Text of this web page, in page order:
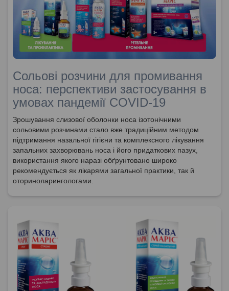
Сольові розчини для промивання
носа: перспективи застосування в
умовах пандемії COVID‑19
Зрошування слизової оболонки носа ізотонічними
сольовими розчинами стало вже традиційним методом
підтримання назальної гігієни та комплексного лікування
запальних захворювань носа і його придаткових пазух,
використання якого наразі обґрунтовано широко
рекомендується як лікарями загальної практики, так й
оториноларингологами.